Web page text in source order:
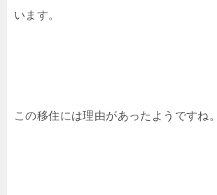
います。
この移住には理由があったようですね。